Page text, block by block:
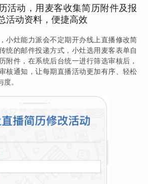
活动，用麦客收集简历附件及报
活动资料，便捷高效
小灶能力派会不定期开办线上直播修改简
统的邮件投递方式，小灶选用麦客表单自
附件，在系统后台统一进行筛选审核后，
核通知，让每期直播活动更加有序、轻松
。